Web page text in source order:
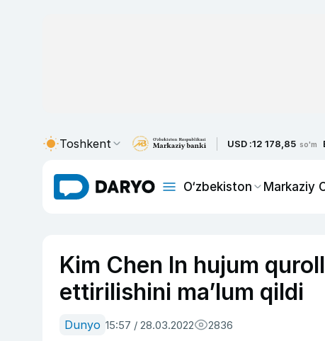
Toshkent USD :12 178,85 so'm
O‘zbekiston Markaziy
Kim Chen In hujum
ettirilishini ma’lum qildi
Dunyo 15:57 / 28.03.2022 2836